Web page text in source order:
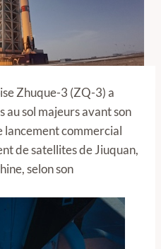
Zhuque-3 (ZQ-3) a
au sol majeurs avant son
lancement commercial
de satellites de Jiuquan,
selon son